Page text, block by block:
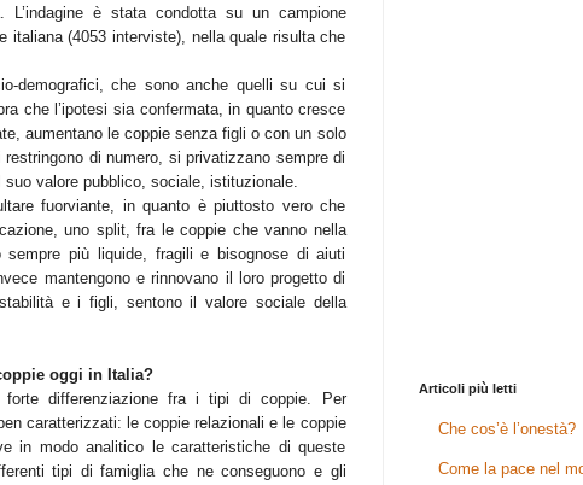
è stata condotta su un campione
italiana (4053 interviste), nella quale risulta che
demografici, che sono anche quelli su cui si
che l’ipotesi sia confermata, in quanto cresce
aumentano le coppie senza figli o con un solo
di numero, si privatizzano sempre di
valore pubblico, sociale, istituzionale.
fuorviante, in quanto è piuttosto vero che
uno split, fra le coppie che vanno nella
sempre più liquide, fragili e bisognose di aiuti
mantengono e rinnovano il loro progetto di
e i figli, sentono il valore sociale della
oggi in Italia?
forte differenziazione fra i tipi di coppie. Per
caratterizzati: le coppie relazionali e le coppie
in modo analitico le caratteristiche di queste
tipi di famiglia che ne conseguono e gli
Articoli più letti
Che cos’è l’onestà?
Come la pace nel